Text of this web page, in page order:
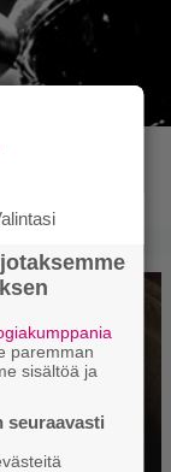
ensi
paremman
sisältöä ja
seuraavasti